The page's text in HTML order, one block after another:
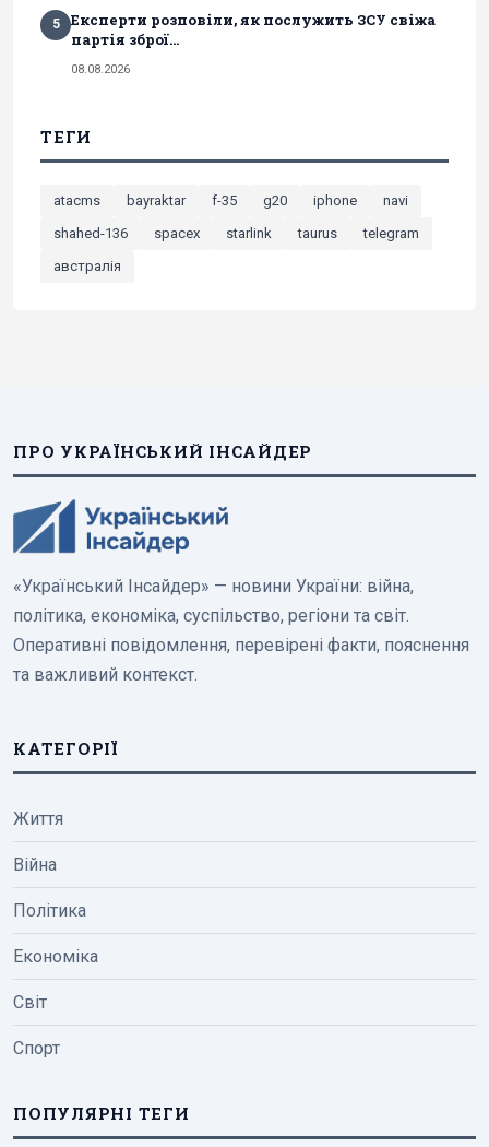
5
Експерти розповіли, як послужить ЗСУ свіжа
партія зброї...
08.08.2026
ТЕГИ
atacms bayraktar f-35 g20 iphone
navi
shahed-136
spacex starlink taurus
telegram
австралія
ПРО УКРАЇНСЬКИЙ ІНСАЙДЕР
«Український Інсайдер» — новини України: війна,
політика, економіка, суспільство, регіони та світ.
Оперативні повідомлення, перевірені факти, пояснення
та важливий контекст.
КАТЕГОРІЇ
Життя
Війна
Політика
Економіка
Світ
Спорт
ПОПУЛЯРНІ ТЕГИ